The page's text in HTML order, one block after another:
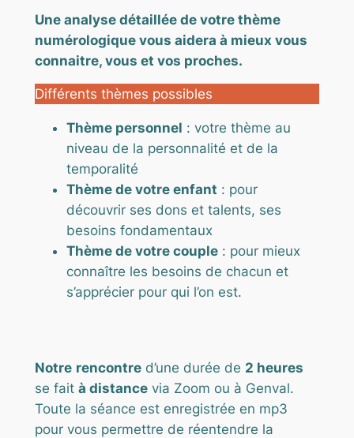
Une analyse détaillée de votre thème
numérologique vous aidera à mieux vous
connaitre, vous et vos proches.
Différents thèmes possibles
Thème personnel : votre thème au
niveau de la personnalité et de la
temporalité
Thème de votre enfant : pour
découvrir ses dons et talents, ses
besoins fondamentaux
Thème de votre couple: pour mieux
connaître les besoins de chacun et
s’apprécier pour qui l’on est.
Notre rencontred’une durée de 2 heures
se fait à distancevia Zoom ou à Genval.
Toute la séance est enregistrée en mp3
pour vous permettre de réentendre la